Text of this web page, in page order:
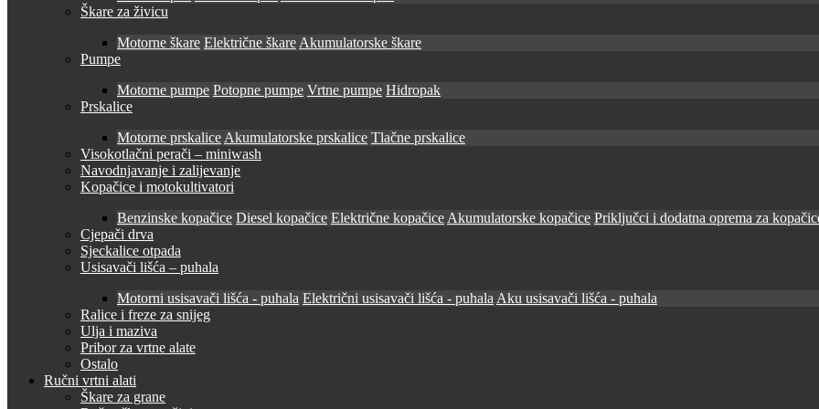
Škare za živicu
Motorne škare Električne škare Akumulatorske škare
Pumpe
Motorne pumpe Potopne pumpe Vrtne pumpe Hidropak
Prskalice
Motorne prskalice Akumulatorske prskalice Tlačne prskalice
Visokotlačni perači – miniwash
Navodnjavanje i zalijevanje
Kopačice i motokultivatori
Benzinske kopačice Diesel kopačice Električne kopačice Akumulatorske kopačice Priključci i dodatna oprema za
Cjepači drva
Sjeckalice otpada
Usisavači lišća – puhala
Motorni usisavači lišća - puhala Električni usisavači lišća - puhala Aku usisavači lišća - puhala
Ralice i freze za snijeg
Ulja i maziva
Pribor za vrtne alate
Ostalo
Ručni vrtni alati
Škare za grane